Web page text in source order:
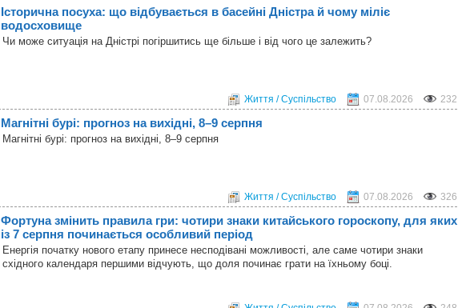
Історична посуха: що відбувається в басейні Дністра й чому міліє
водосховище
Чи може ситуація на Дністрі погіршитись ще більше і від чого це залежить?
Життя / Суспільство 07.08.2026 232
Магнітні бурі: прогноз на вихідні, 8–9 серпня
Магнітні бурі: прогноз на вихідні, 8–9 серпня
Життя / Суспільство 07.08.2026 326
Фортуна змінить правила гри: чотири знаки китайського гороскопу, для яких
із 7 серпня починається особливий період
Енергія початку нового етапу принесе несподівані можливості, але саме чотири знаки
східного календаря першими відчують, що доля починає грати на їхньому боці.